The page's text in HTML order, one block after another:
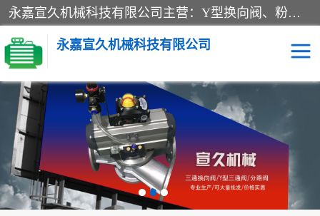
永嘉宣久机械科技有限公司主营：Y型换向阀、粉体换向阀、板式换向阀、三通换向阀、三通换向器、三通分路阀、管路换向阀等产品及服务。
永嘉宣久机械科技有限公司
换向阀 Y型换向阀
板式换向阀 粉料换向阀
粉体换向阀 管道换向阀